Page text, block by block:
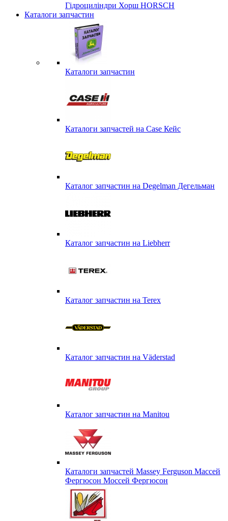
Гідроциліндри Хорш HORSCH
Каталоги запчастин
Каталоги запчастин
Каталоги запчастей на Case Кейс
Каталог запчастин на Degelman Дегельман
Каталог запчастин на Liebherr
Каталог запчастин на Terex
Каталог запчастин на Väderstad
Каталог запчастин на Маnitou
Каталоги запчастей Massey Ferguson Массей
Фергюсон Моссей Фергюсон